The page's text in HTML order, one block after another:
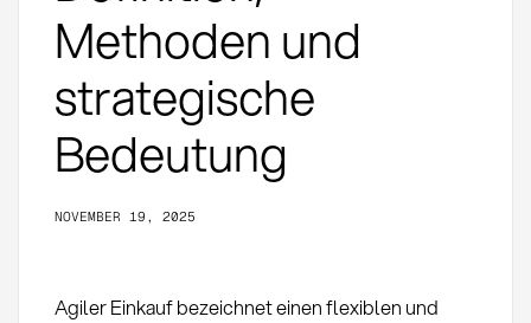
Methoden und
strategische
Bedeutung
NOVEMBER 19, 2025
Agiler Einkauf bezeichnet einen flexiblen und